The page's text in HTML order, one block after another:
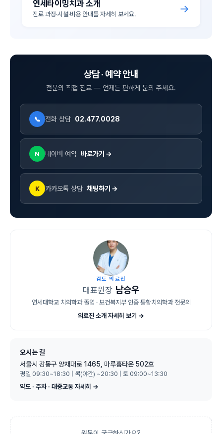
연세타이밍치과 소개
진료 과정·시설·비용 안내를 자세히 보세요. →
상담 · 예약 안내
전문의 직접 진료 — 언제든 편하게 문의 주세요.
📞 전화 상담 02.477.0028
N 네이버 예약 바로가기 →
K 카카오톡 상담 채팅하기 →
검토 의료진
대표원장 남승우
연세대학교 치의학과 졸업 · 보건복지부 인증 통합치의학과 전문의
의료진 소개 자세히 보기 →
오시는 길
서울시 강동구 양재대로 1465, 마루홈타운 502호
평일 09:30~18:30 | 목(야간) ~20:30 | 토 09:00~13:30
약도 · 주차 · 대중교통 자세히 →